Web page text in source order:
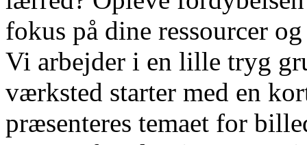
fokus på dine ressourcer
Vi arbejder i en lille tryg
værksted starter med en
præsenteres temaet for